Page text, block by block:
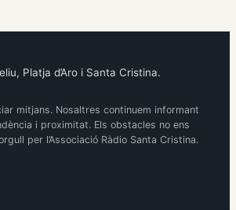
Platja d’Aro i Santa Cristina.
mitjans. Nosaltres continuem informant
i proximitat. Els obstacles no ens
per l’Associació Ràdio Santa Cristina.